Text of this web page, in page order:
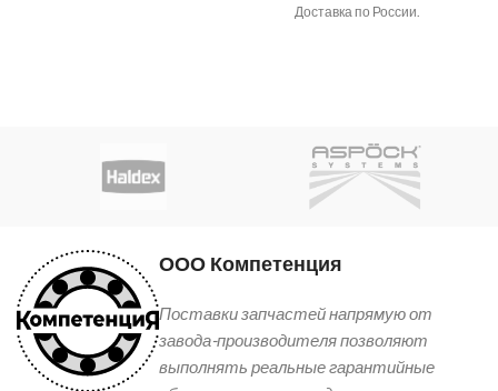
Доставка по России.
ООО Компетенция
Поставки запчастей напрямую от
завода-производителя позволяют
выполнять реальные гарантийные